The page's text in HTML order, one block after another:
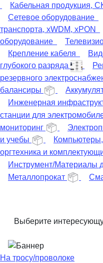
Кабельная продукция,
Сетевое оборудование
транспорта, xWDM, xPON
оборудование
Крепление кабеля
глубокого разряда
резервного
балансиры
Инженерная
станции для
мониторинг
и учебы
оргтехника и
Инструмент/Материалы
Металлопрокат
Выберите
На тросу/проволоке